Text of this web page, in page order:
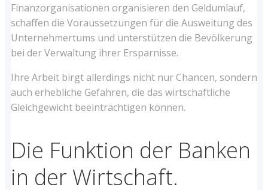
Finanzorganisationen organisieren den Geldumlauf,
schaffen die Voraussetzungen für die Ausweitung des
Unternehmertums und unterstützen die Bevölkerung
bei der Verwaltung ihrer Ersparnisse.
Ihre Arbeit birgt allerdings nicht nur Chancen, sondern
auch erhebliche Gefahren, die das wirtschaftliche
Gleichgewicht beeinträchtigen können.
Die Funktion der Banken
in der Wirtschaft.